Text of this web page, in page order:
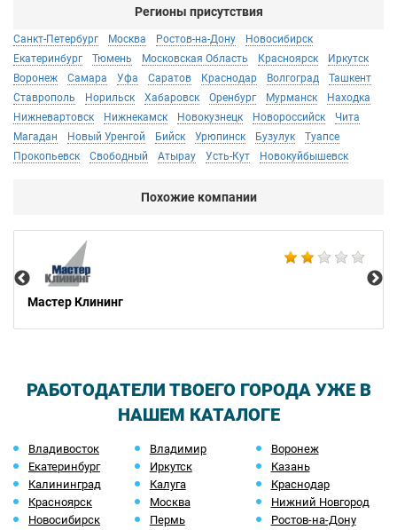
Регионы присутствия
Санкт-Петербург Москва Ростов-на-Дону
Новосибирск
Екатеринбург
Тюмень Московская Область Красноярск
Иркутск
Воронеж
Самара Уфа Саратов Краснодар Волгоград
Ташкент
Ставрополь
Норильск Хабаровск Оренбург Мурманск
Находка
Нижневартовск
Нижнекамск Новокузнецк Новороссийск
Чита
Магадан
Новый Уренгой Бийск Урюпинск Бузулук
Туапсе
Прокопьевск
Свободный Атырау Усть-Кут Новокуйбышевск
Похожие компании
Мастер Клининг
РАБОТОДАТЕЛИ ТВОЕГО ГОРОДА УЖЕ В
НАШЕМ КАТАЛОГЕ
Владивосток Владимир
Воронеж
Екатеринбург
Иркутск
Казань
Калининград
Калуга
Краснодар
Красноярск
Москва
Нижний Новгород
Новосибирск
Пермь
Ростов-на-Дону